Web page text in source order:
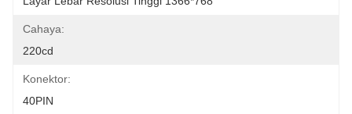
Cahaya:
220cd
Konektor:
40PIN